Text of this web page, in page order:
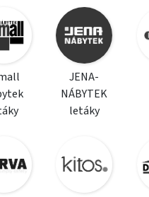
JENA-
NÁBYTEK
letáky